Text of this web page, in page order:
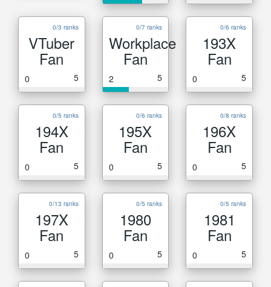
0/3 ranks
VTuber
Fan
0 5
0/7 ranks
Workplace
Fan
2 5
0/6 ranks
193X
Fan
0 5
0/5 ranks
194X
Fan
0 5
0/6 ranks
195X
Fan
0 5
0/8 ranks
196X
Fan
0 5
0/13 ranks
197X
Fan
0 5
0/5 ranks
1980
Fan
0 5
0/5 ranks
1981
Fan
0 5